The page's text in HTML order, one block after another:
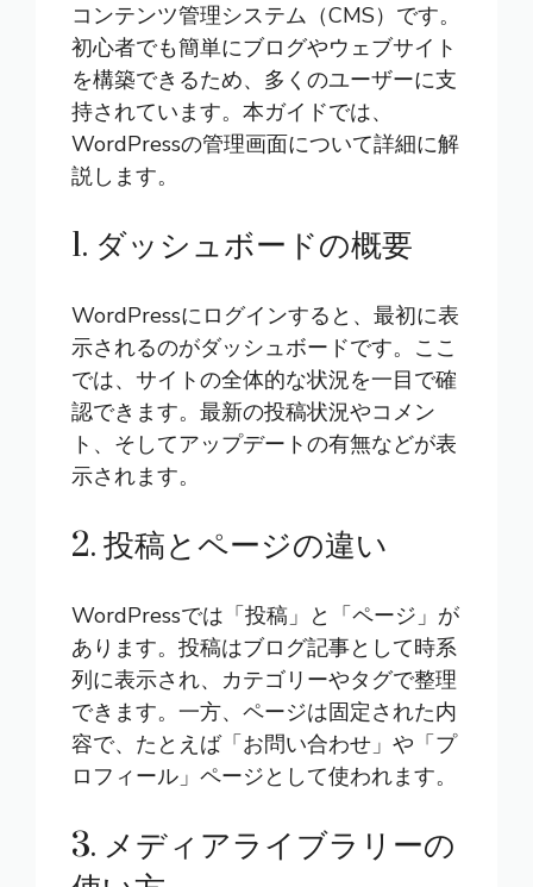
コンテンツ管理システム（CMS）です。
初心者でも簡単にブログやウェブサイト
を構築できるため、多くのユーザーに支
持されています。本ガイドでは、
WordPressの管理画面について詳細に解
説します。
1. ダッシュボードの概要
WordPressにログインすると、最初に表
示されるのがダッシュボードです。ここ
では、サイトの全体的な状況を一目で確
認できます。最新の投稿状況やコメン
ト、そしてアップデートの有無などが表
示されます。
2. 投稿とページの違い
WordPressでは「投稿」と「ページ」が
あります。投稿はブログ記事として時系
列に表示され、カテゴリーやタグで整理
できます。一方、ページは固定された内
容で、たとえば「お問い合わせ」や「プ
ロフィール」ページとして使われます。
3. メディアライブラリーの